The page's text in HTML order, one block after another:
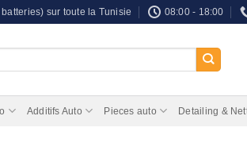
sur toute la Tunisie 08:00 - 18:00
Additifs Auto Pieces auto Detailing &